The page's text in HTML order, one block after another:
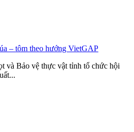
– tôm theo hướng VietGAP
và Bảo vệ thực vật tỉnh tổ chức hội